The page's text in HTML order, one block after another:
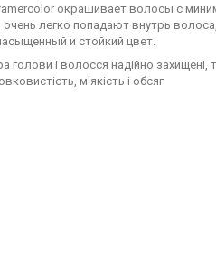
окрашивает волосы с
легко попадают внутрь
и стойкий цвет.
і волосся надійно
м'якість і обсяг